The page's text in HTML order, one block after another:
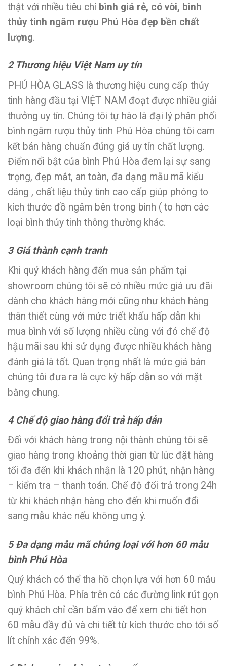
thật với nhiều tiêu chí bình giá rẻ, có vòi, bình
thủy tinh ngâm rượu Phú Hòa đẹp bền chất
lượng.
2 Thương hiệu Việt Nam uy tín
PHÚ HÒA GLASS là thương hiệu cung cấp thủy
tinh hàng đầu tại VIỆT NAM đoạt được nhiều giải
thưởng uy tín. Chúng tôi tự hào là đại lý phân phối
bình ngâm rượu thủy tinh Phú Hòa chúng tôi cam
kết bán hàng chuẩn đúng giá uy tín chất lượng.
Điểm nổi bật của bình Phú Hòa đem lại sự sang
trọng, đẹp mắt, an toàn, đa dạng mẫu mã kiểu
dáng , chất liệu thủy tinh cao cấp giúp phóng to
kích thước đồ ngâm bên trong bình ( to hơn các
loại bình thủy tinh thông thường khác.
3 Giá thành cạnh tranh
Khi quý khách hàng đến mua sản phẩm tại
showroom chúng tôi sẽ có nhiều mức giá ưu đãi
dành cho khách hàng mới cũng như khách hàng
thân thiết cùng với mức triết khấu hấp dẫn khi
mua bình với số lượng nhiều cùng với đó chế độ
hậu mãi sau khi sử dụng được nhiều khách hàng
đánh giá là tốt. Quan trọng nhất là mức giá bán
chúng tôi đưa ra là cực kỳ hấp dẫn so với mặt
bằng chung.
4 Chế độ giao hàng đổi trả hấp dẫn
Đối với khách hàng trong nội thành chúng tôi sẽ
giao hàng trong khoảng thời gian từ lúc đặt hàng
tối đa đến khi khách nhận là 120 phút, nhận hàng
– kiểm tra – thanh toán. Chế độ đổi trả trong 24h
từ khi khách nhận hàng cho đến khi muốn đổi
sang mẫu khác nếu không ưng ý.
5 Đa dạng mẫu mã chủng loại với hơn 60 mẫu
bình Phú Hòa
Quý khách có thể tha hồ chọn lựa với hơn 60 mẫu
bình Phú Hòa. Phía trên có các đường link rút gọn
quý khách chỉ cần bấm vào để xem chi tiết hơn
60 mẫu đầy đủ và chi tiết từ kích thước cho tới số
lít chính xác đến 99%.